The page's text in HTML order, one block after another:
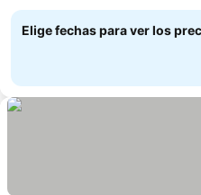
Elige fechas para ver los